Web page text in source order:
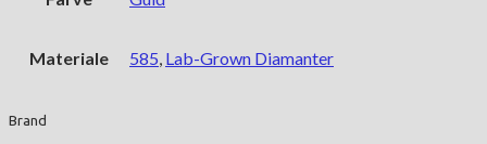
Materiale 585, Lab-Grown Diamanter
Brand